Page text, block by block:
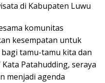
di Kabupaten Luwu
komunitas
kesempatan untuk
tamu-tamu kita dan
Patahudding, seraya
menjadi agenda